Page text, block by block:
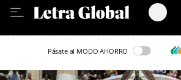
Pásate al MODO AHORRO